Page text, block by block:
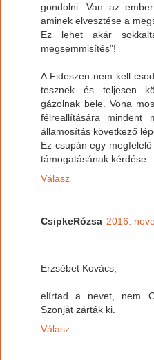
gondolni. Van az
aminek elvesztése a
Ez lehet akár
megsemmisítés"!
A Fideszen nem kell
tesznek és teljesen
gázolnak bele. Vona
félreallítására
államosítás következő
Ez csupán egy
támogatásának kérdése.
Válasz
CsipkeRózsa 2016.
Erzsébet Kovács,
elírtad a nevet, nem
Szonját zárták ki.
Válasz